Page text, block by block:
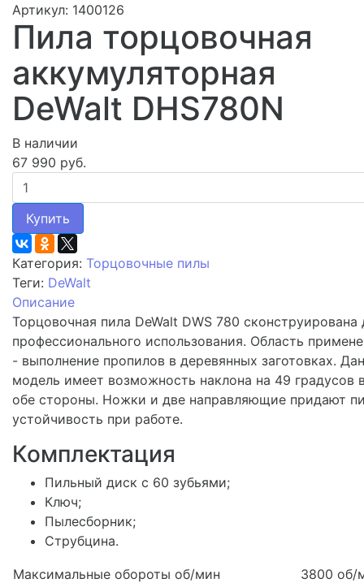
Артикул: 1400126
Пила торцовочная
аккумуляторная
DeWalt DHS780N
В наличии
67 990 руб.
Купить
Категория: Торцовочные пилы
Теги: DeWalt
Описание
Торцовочная пила DeWalt DWS 780 сконструирована
профессионального использования. Область
- выполнение пропилов в деревянных заготовках.
модель имеет возможность наклона на 49 градусов
обе стороны. Ножки и две направляющие придают
устойчивость при работе.
Комплектация
Пильный диск с 60 зубьями;
Ключ;
Пылесборник;
Струбцина.
Максимальные обороты об/мин
3800 об/